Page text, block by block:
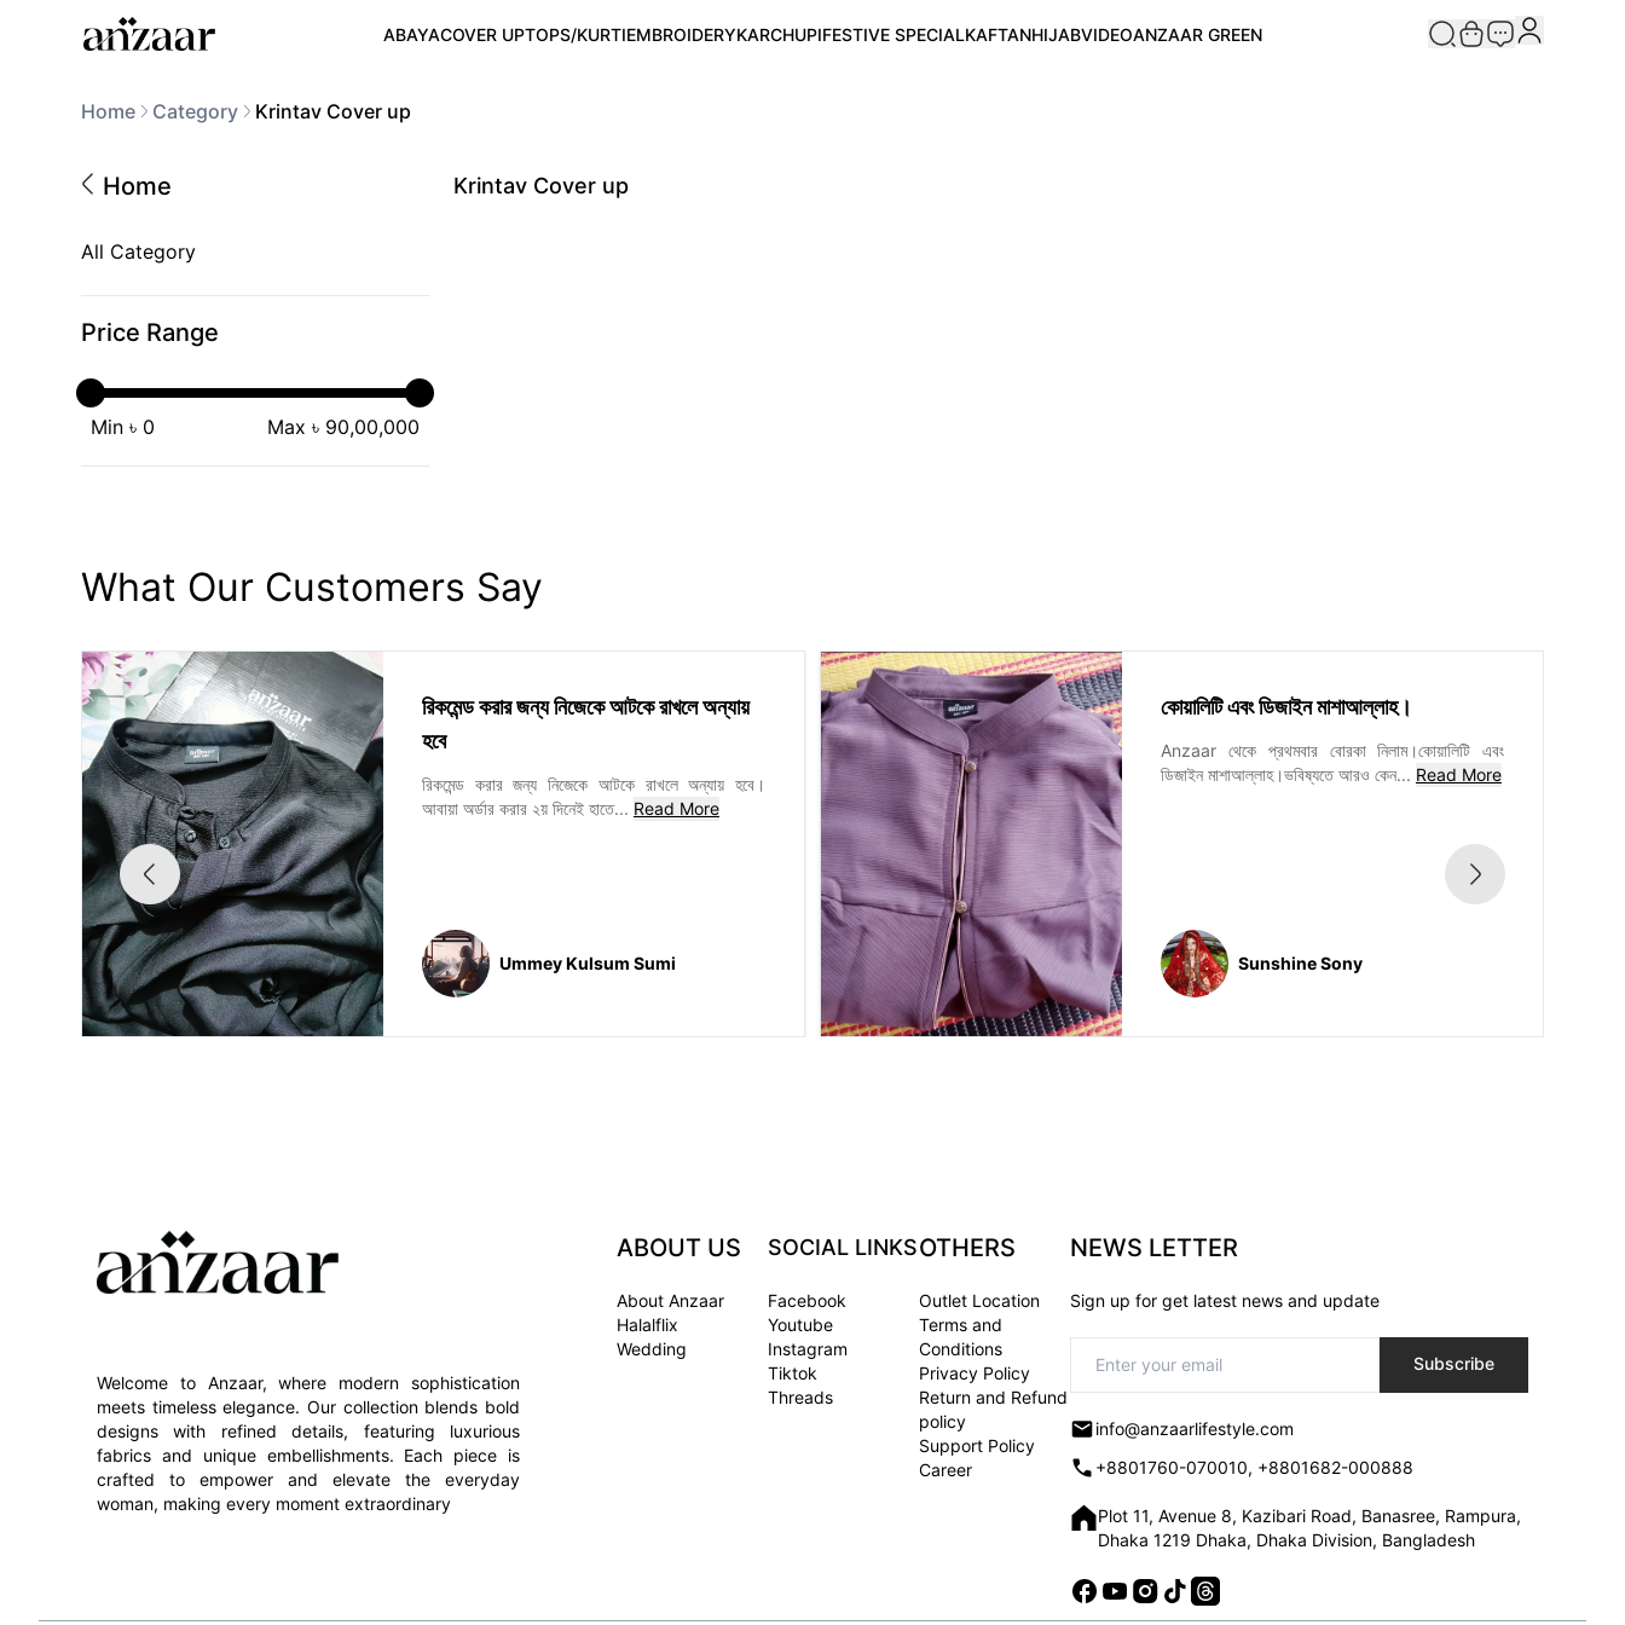
ABAYACOVER UPTOPS/KURTIEMBROIDERYKARCHUPIFESTIVE SPECIALKAFTANHIJABVIDEOANZAAR GREEN
Home Category Krintav Cover up
Home
All Category
Price Range
Min ৳ 0 Max ৳ 90,00,000
Krintav Cover up
What Our Customers Say
রিকমেন্ড করার জন্য নিজেকে আটকে রাখলে অন্যায়
হবে
রিকমেন্ড করার জন্য নিজেকে আটকে রাখলে অন্যায় হবে।
আবায়া অর্ডার করার ২য় দিনেই হাতে... Read More
Ummey Kulsum Sumi
কোয়ালিটি এবং ডিজাইন মাশাআল্লাহ।
Anzaar থেকে প্রথমবার বোরকা নিলাম।কোয়ালিটি এবং
ডিজাইন মাশাআল্লাহ।ভবিষ্যতে আরও কেন... Read More
Sunshine Sony
Welcome to Anzaar, where modern sophistication
meets timeless elegance. Our collection blends bold
designs with refined details, featuring luxurious
fabrics and unique embellishments. Each piece is
crafted to empower and elevate the everyday
woman, making every moment extraordinary
ABOUT US
About Anzaar
Halalflix
Wedding
SOCIAL LINKS
Facebook
Youtube
Instagram
Tiktok
Threads
OTHERS
Outlet Location
Terms and
Conditions
Privacy Policy
Return and Refund
policy
Support Policy
Career
NEWS LETTER
Sign up for get latest news and update
Subscribe
info@anzaarlifestyle.com
+8801760-070010, +8801682-000888
Plot 11, Avenue 8, Kazibari Road, Banasree, Rampura,
Dhaka 1219 Dhaka, Dhaka Division, Bangladesh